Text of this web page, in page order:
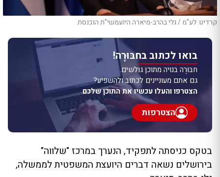
קרדיט: לע"מ / גלי בהרב-מיארה היועמשי"ת הנכנסת
בואו לכתוב בחבּוּרֶה!
חבּוּרֶה בנויה מתוכן גולשים.
גם אתם מעוניינים לכתוב ולהשפיע?
הצטרפו והעלו עכשיו את התוכן שלכם
הצטרפות
בטקס כניסתה לתפקיד, הנערך במרכז "שלווה"
בירושלים נשאה דברים היועצת המשפטית לממשלה,